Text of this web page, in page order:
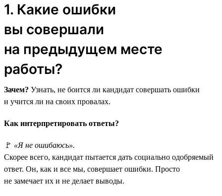
1. Какие ошибки
вы совершали
на предыдущем месте
работы?
Зачем? Узнать, не боится ли кандидат совершать ошибки
и учится ли на своих провалах.
Как интерпретировать ответы?
🚩 «Я не ошибаюсь».
Скорее всего, кандидат пытается дать социально одобряемый
ответ. Он, как и все мы, совершает ошибки. Просто
не замечает их и не делает выводы.